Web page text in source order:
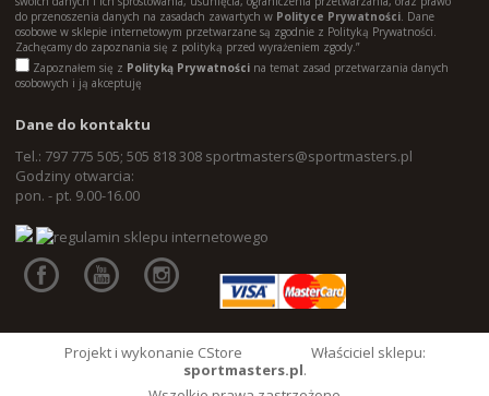
do przenoszenia danych na zasadach zawartych w Polityce Prywatności. Dane
osobowe w sklepie internetowym przetwarzane są zgodnie z Polityką Prywatności.
Zachęcamy do zapoznania się z polityką przed wyrażeniem zgody.”
Zapoznałem się z Polityką Prywatności na temat zasad przetwarzania danych
osobowych i ją akceptuję
Dane do kontaktu
Tel.: 797 775 505; 505 818 308 sportmasters@sportmasters.pl
Godziny otwarcia:
pon. - pt. 9.00-16.00
Projekt i wykonanie CStore
Właściciel sklepu:
sportmasters.pl.